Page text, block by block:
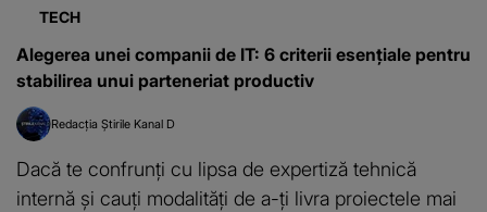
TECH
Alegerea unei companii de IT: 6 criterii esențiale pentru
stabilirea unui parteneriat productiv
Redacția Știrile Kanal D
Dacă te confrunți cu lipsa de expertiză tehnică
internă și cauți modalități de a-ți livra proiectele mai